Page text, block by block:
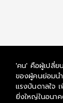
'คน' คือผู้เปลี่ยน
ของผู้คนย่อมน
แรงบันดาลใจ
ยิ่งใหญ่ในอนา